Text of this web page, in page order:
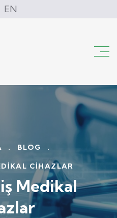
EN
. BLOG .
CIHAZLAR
Medikal